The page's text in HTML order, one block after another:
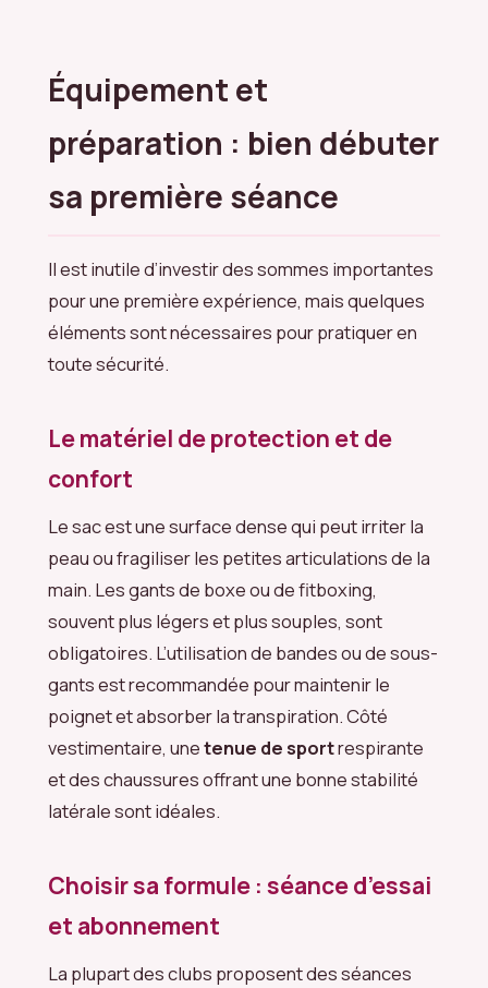
Équipement et
préparation : bien débuter
sa première séance
Il est inutile d’investir des sommes importantes
pour une première expérience, mais quelques
éléments sont nécessaires pour pratiquer en
toute sécurité.
Le matériel de protection et de
confort
Le sac est une surface dense qui peut irriter la
peau ou fragiliser les petites articulations de la
main. Les gants de boxe ou de fitboxing,
souvent plus légers et plus souples, sont
obligatoires. L’utilisation de bandes ou de sous-
gants est recommandée pour maintenir le
poignet et absorber la transpiration. Côté
vestimentaire, unetenue de sportrespirante
et des chaussures offrant une bonne stabilité
latérale sont idéales.
Choisir sa formule : séance d’essai
et abonnement
La plupart des clubs proposent des séances